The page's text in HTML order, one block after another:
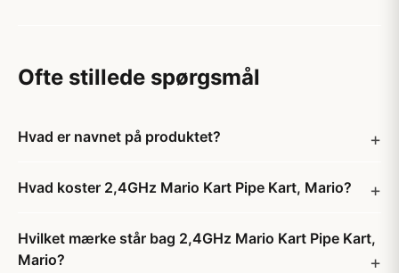
Ofte stillede spørgsmål
Hvad er navnet på produktet?
Hvad koster 2,4GHz Mario Kart Pipe Kart, Mario?
Hvilket mærke står bag 2,4GHz Mario Kart Pipe Kart,
Mario?